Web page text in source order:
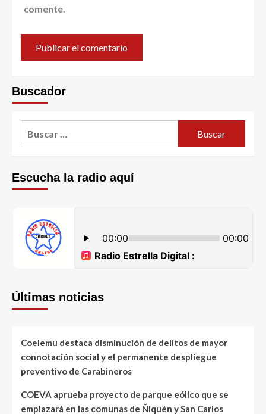
comente.
Buscador
Escucha la radio aquí
Últimas noticias
Coelemu destaca disminución de delitos de mayor
connotación social y el permanente despliegue
preventivo de Carabineros
COEVA aprueba proyecto de parque eólico que se
emplazará en las comunas de Ñiquén y San Carlos